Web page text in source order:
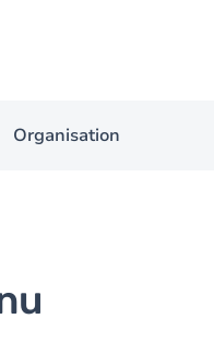
Organisation